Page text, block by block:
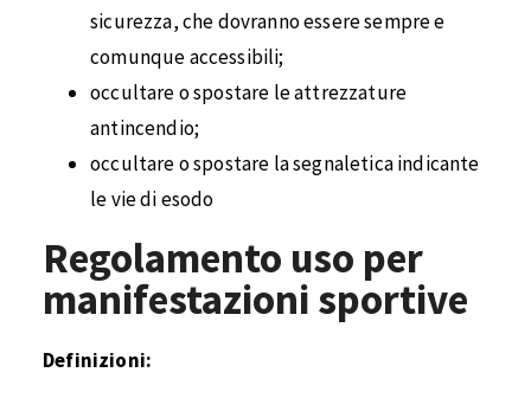
sicurezza, che dovranno essere sempre e
comunque accessibili;
occultare o spostare le attrezzature
antincendio;
occultare o spostare la segnaletica indicante
le vie di esodo
Regolamento uso per
manifestazioni sportive
Definizioni: